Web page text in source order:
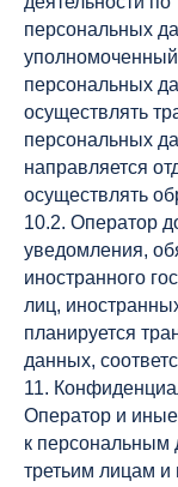
персональных
уполномоченный
персональных
осуществлять
персональных
направляется
осуществлять
10.2. Оператор
уведомления,
иностранного
лиц,
планируется
данных,
11.
Оператор и
к персональным
третьим лицам и